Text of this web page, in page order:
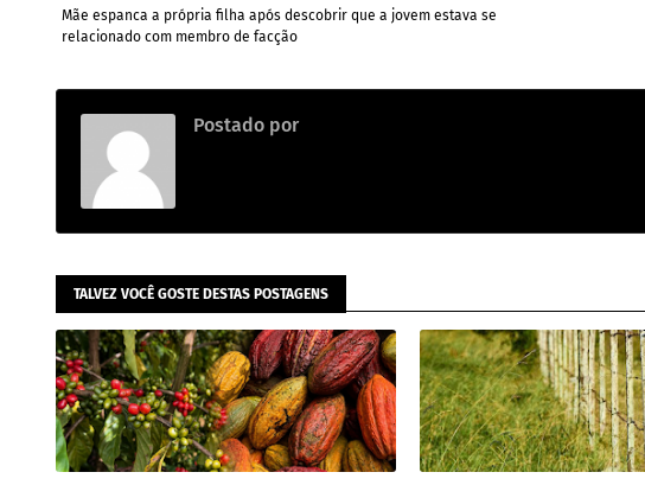
Mãe espanca a própria filha após descobrir que a jovem estava se
relacionado com membro de facção
Postado por
TALVEZ VOCÊ GOSTE DESTAS POSTAGENS